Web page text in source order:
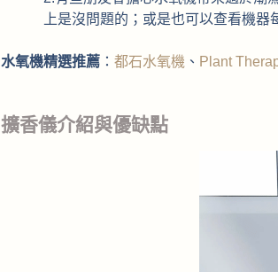
上是沒問題的；或是也可以查看機
水氧機精選推薦 ： 都石水氧機 、 Plant
擴香儀介紹與優缺點